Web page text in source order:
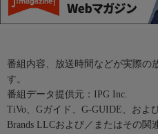
番組内容、放送時間などが実際の
す。
番組データ提供元：IPG Inc.
TiVo、Gガイド、G-GUIDE、およ
Brands LLCおよび／またはその関